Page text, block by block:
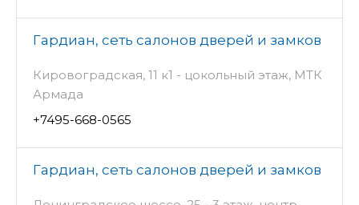
Гардиан, сеть салонов дверей и замков
Кировоградская, 11 к1 - цокольный этаж, МТК
Армада
+7495-668-0565
Гардиан, сеть салонов дверей и замков